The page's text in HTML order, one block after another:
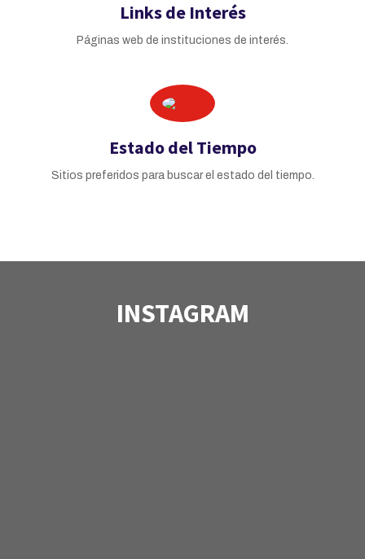
Links de Interés
Páginas web de instituciones de interés.
Estado del Tiempo
Sitios preferidos para buscar el estado del tiempo.
INSTAGRAM